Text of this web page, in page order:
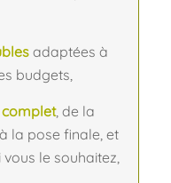
adaptées à
budgets,
, de la
la pose finale, et
le souhaitez,